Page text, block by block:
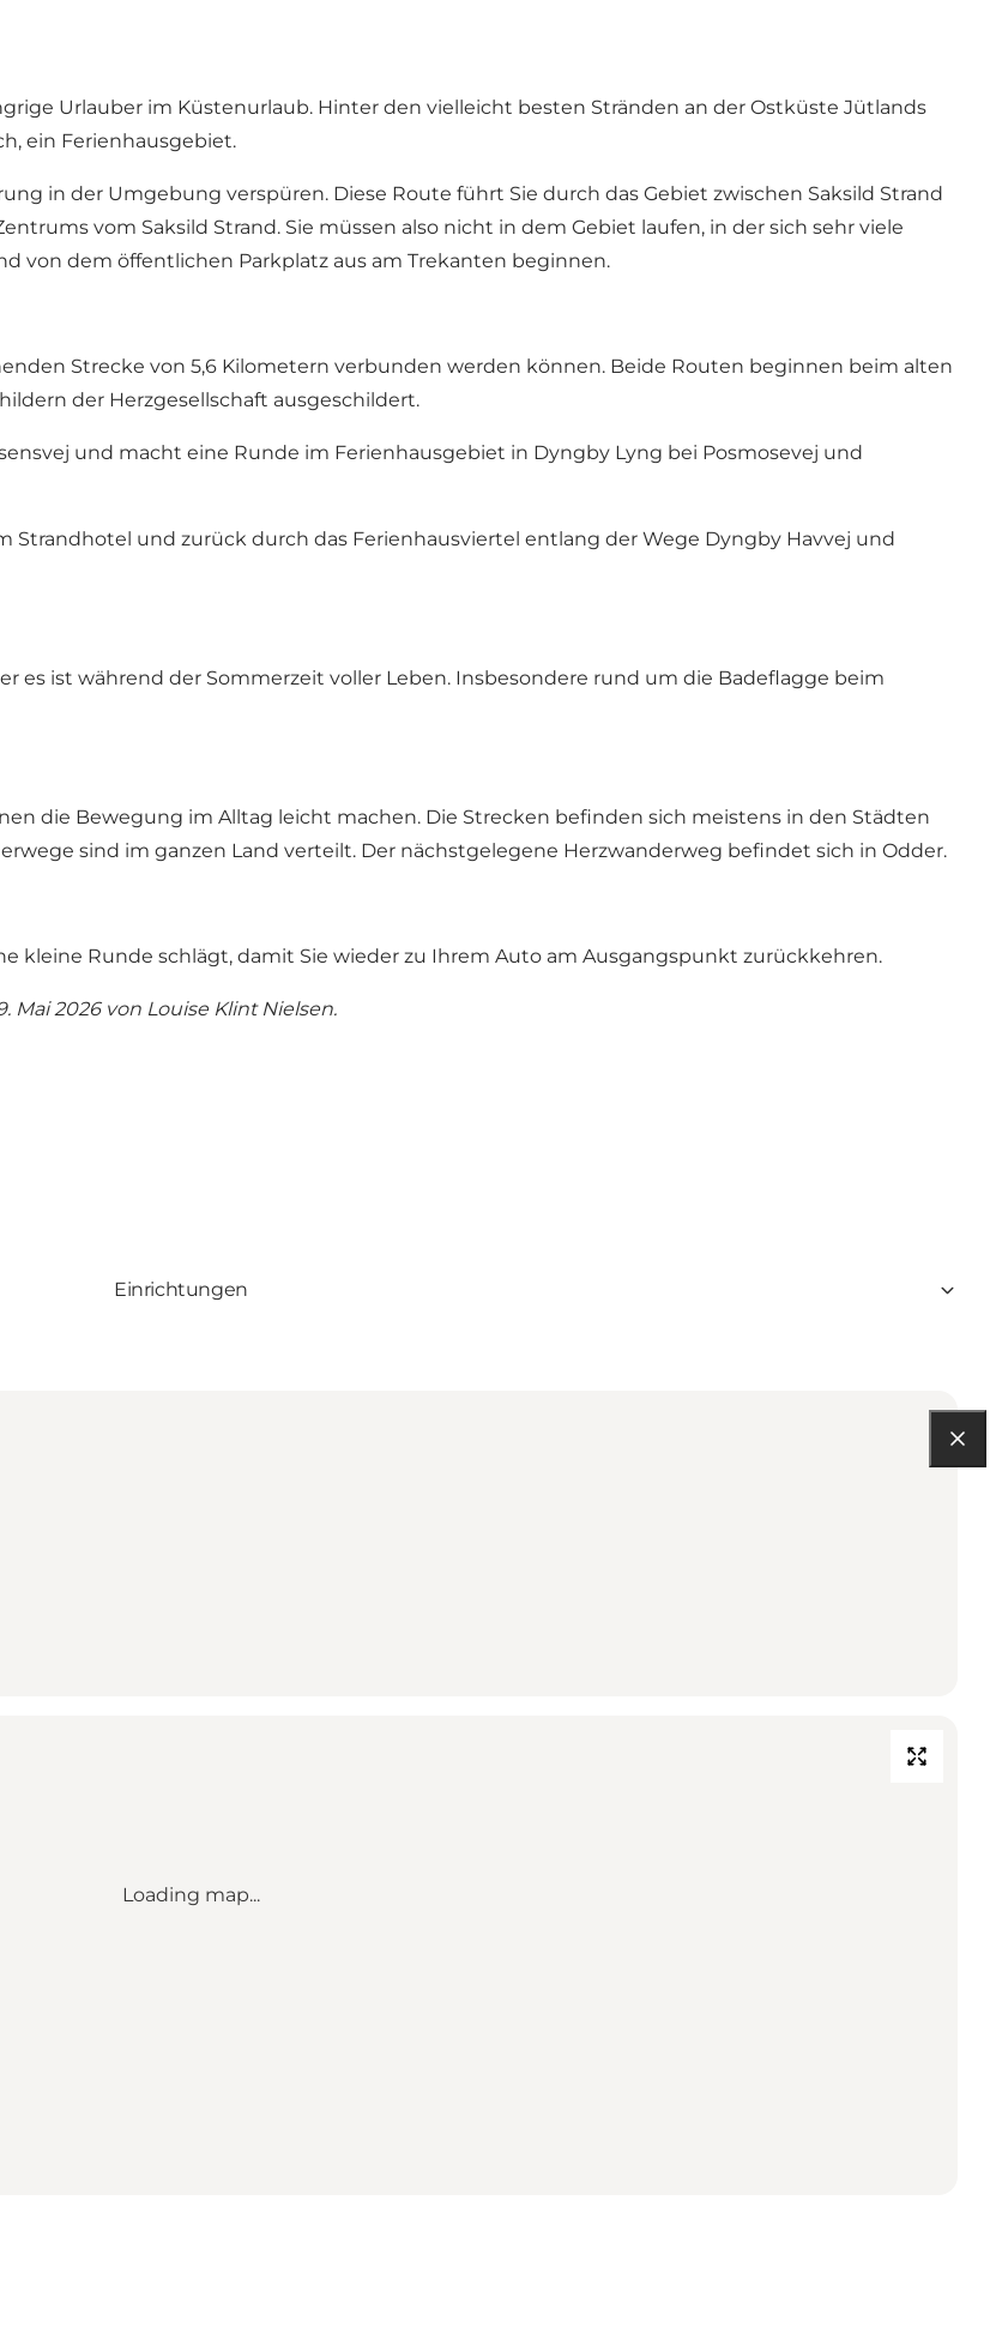
Urlauber im Küstenurlaub. Hinter den vielleicht besten Stränden an der Ostküste Jütlands
ein Ferienhausgebiet.
in der Umgebung verspüren. Diese Route führt Sie durch das Gebiet zwischen Saksild Strand
vom Saksild Strand. Sie müssen also nicht in dem Gebiet laufen, in der sich sehr viele
von dem öffentlichen Parkplatz aus am Trekanten beginnen.
Strecke von 5,6 Kilometern verbunden werden können. Beide Routen beginnen beim alten
der Herzgesellschaft ausgeschildert.
und macht eine Runde im Ferienhausgebiet in Dyngby Lyng bei Posmosevej und
Strandhotel und zurück durch das Ferienhausviertel entlang der Wege Dyngby Havvej und
es ist während der Sommerzeit voller Leben. Insbesondere rund um die Badeflagge beim
die Bewegung im Alltag leicht machen. Die Strecken befinden sich meistens in den Städten
sind im ganzen Land verteilt. Der nächstgelegene Herzwanderweg befindet sich in Odder.
kleine Runde schlägt, damit Sie wieder zu Ihrem Auto am Ausgangspunkt zurückkehren.
Mai 2026 von Louise Klint Nielsen.
Einrichtungen
Loading map...